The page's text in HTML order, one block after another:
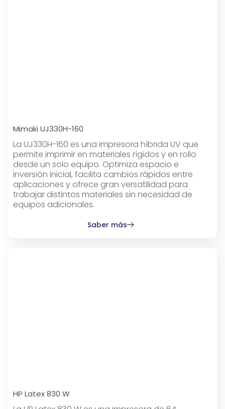
Mimaki UJ330H-160
La UJ330H-160 es una impresora híbrida UV que
permite imprimir en materiales rígidos y en rollo
desde un solo equipo. Optimiza espacio e
inversión inicial, facilita cambios rápidos entre
aplicaciones y ofrece gran versatilidad para
trabajar distintos materiales sin necesidad de
equipos adicionales.
Saber más
HP Latex 830 W